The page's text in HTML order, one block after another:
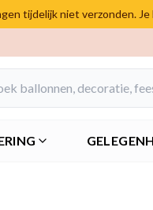
tijdelijk niet verzonden.